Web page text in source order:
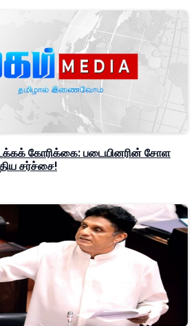
கோரிக்கை: படையினரின் சோள
சர்ச்சை!